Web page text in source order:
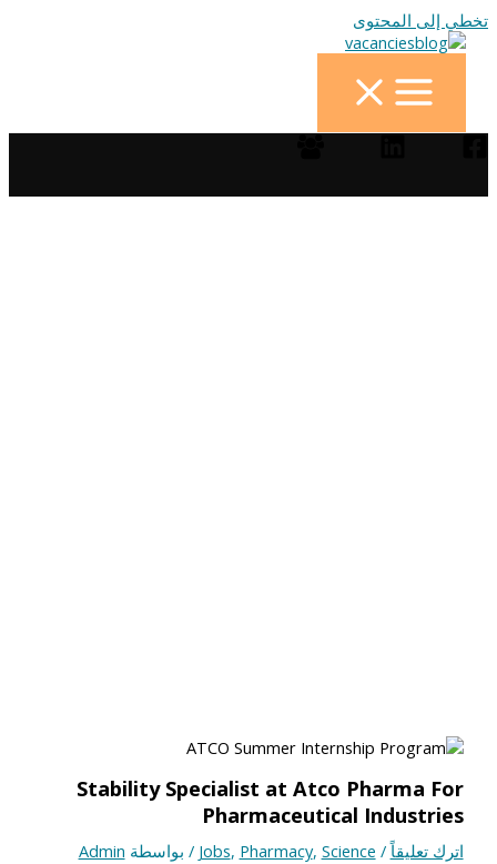
تخطي إلى المحتوى
Stability Specialist at Atco Pharma For
Pharmaceutical Industries
اترك تعليقاً /
Jobs, Pharmacy, Science / بواسطة Admin